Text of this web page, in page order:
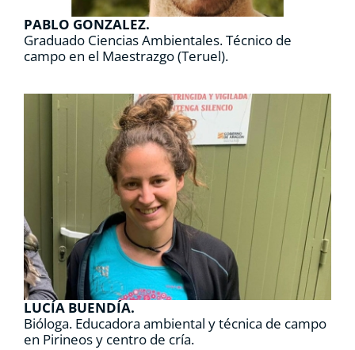
PABLO GONZALEZ.
Graduado Ciencias Ambientales. Técnico de
campo en el Maestrazgo (Teruel).
LUCÍA BUENDÍA.
Bióloga. Educadora ambiental y técnica de campo
en Pirineos y centro de cría.